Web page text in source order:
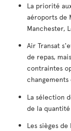
La priorité
aéroports de
Manchester,
Air Transat
de repas,
contraintes
La sélection
de la
Les sièges